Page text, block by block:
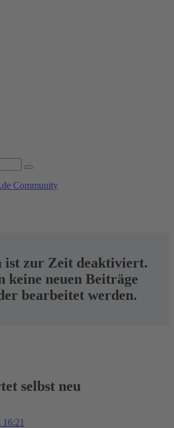
Community
ist zur Zeit deaktiviert.
keine neuen Beiträge
bearbeitet werden.
selbst neu